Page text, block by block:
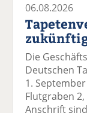
06.08.2026
Die
Deutschen
1.
Flutgraben
Anschrift